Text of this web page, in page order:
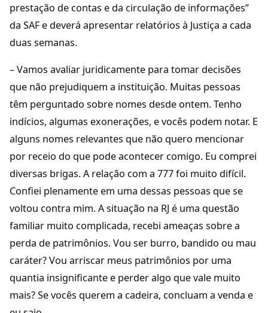
prestação de contas e da circulação de informações”
da SAF e deverá apresentar relatórios à Justiça a cada
duas semanas.
– Vamos avaliar juridicamente para tomar decisões
que não prejudiquem a instituição. Muitas pessoas
têm perguntado sobre nomes desde ontem. Tenho
indícios, algumas exonerações, e vocês podem notar. E
alguns nomes relevantes que não quero mencionar
por receio do que pode acontecer comigo. Eu comprei
diversas brigas. A relação com a 777 foi muito difícil.
Confiei plenamente em uma dessas pessoas que se
voltou contra mim. A situação na RJ é uma questão
familiar muito complicada, recebi ameaças sobre a
perda de patrimônios. Vou ser burro, bandido ou mau
caráter? Vou arriscar meus patrimônios por uma
quantia insignificante e perder algo que vale muito
mais? Se vocês querem a cadeira, concluam a venda e